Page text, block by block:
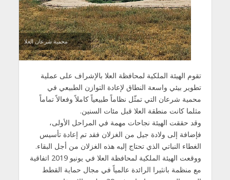
محمية شرعان العلا
تقوم الهيئة الملكية لمحافظة العلا بالإشراف على عملية
تطوير بيئي واسعة النطاق لإعادة التوازن الطبيعي في
محمية شرعان التي تمثّل نظاماً طبيعياً كاملاً وفعالاً تماماً
مثلما كانت منطقة العلا قبل مئات السنين.
وقد حققت الهيئة نجاحات مهمة في المراحل الأولى،
فإضافة إلى ولادة جيل من الغزلان فقد تم إعادة تأسيس
الغطاء النباتي الذي تحتاج إليه هذه الغزلان من أجل البقاء.
ووقعت الهيئة الملكية لمحافظة العلا في يونيو 2019 اتفاقية
مع منظمة بانثيرا الرائدة عالمياً في مجال حماية القطط